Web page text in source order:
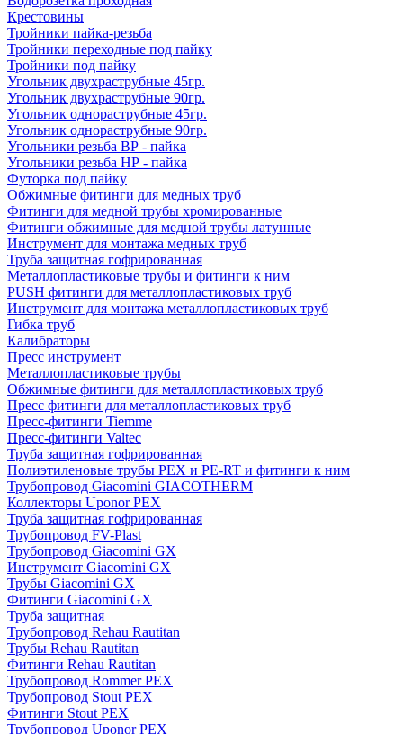
Крестовины
Тройники пайка-резьба
Тройники переходные под пайку
Тройники под пайку
Угольник двухраструбные 45гр.
Угольник двухраструбные 90гр.
Угольник однораструбные 45гр.
Угольник однораструбные 90гр.
Угольники резьба ВР - пайка
Угольники резьба НР - пайка
Футорка под пайку
Обжимные фитинги для медных труб
Фитинги для медной трубы хромированные
Фитинги обжимные для медной трубы латунные
Инструмент для монтажа медных труб
Труба защитная гофрированная
Металлопластиковые трубы и фитинги к ним
PUSH фитинги для металлопластиковых труб
Инструмент для монтажа металлопластиковых труб
Гибка труб
Калибраторы
Пресс инструмент
Металлопластиковые трубы
Обжимные фитинги для металлопластиковых труб
Пресс фитинги для металлопластиковых труб
Пресс-фитинги Tiemme
Пресс-фитинги Valtec
Труба защитная гофрированная
Полиэтиленовые трубы PEX и PE-RT и фитинги к ним
Трубопровод Giacomini GIACOTHERM
Коллекторы Uponor PEX
Труба защитная гофрированная
Трубопровод FV-Plast
Трубопровод Giacomini GX
Инструмент Giacomini GX
Трубы Giacomini GX
Фитинги Giacomini GX
Труба защитная
Трубопровод Rehau Rautitan
Трубы Rehau Rautitan
Фитинги Rehau Rautitan
Трубопровод Rommer PEX
Трубопровод Stout PEX
Фитинги Stout PEX
Трубопровод Uponor PEX